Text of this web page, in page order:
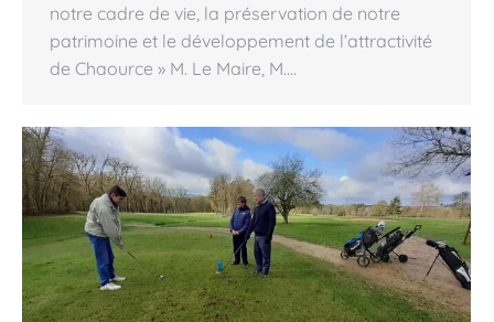
notre cadre de vie, la préservation de notre
patrimoine et le développement de l’attractivité
de Chaource » M. Le Maire, M.…